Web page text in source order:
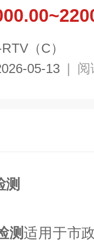
（C）
05-13 | 阅
测
测适用于市